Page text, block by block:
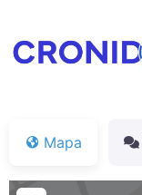
Mapa